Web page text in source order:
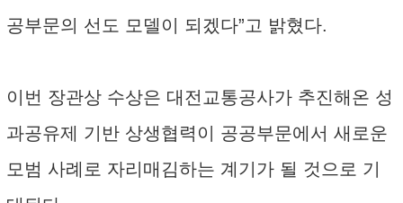
공부문의 선도 모델이 되겠다”고 밝혔다.
이번 장관상 수상은 대전교통공사가 추진해온 성
과공유제 기반 상생협력이 공공부문에서 새로운
모범 사례로 자리매김하는 계기가 될 것으로 기